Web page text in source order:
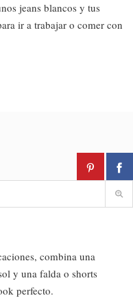
jeans blancos y tus
ir a trabajar o comer con
combina una
y una falda o shorts
perfecto.